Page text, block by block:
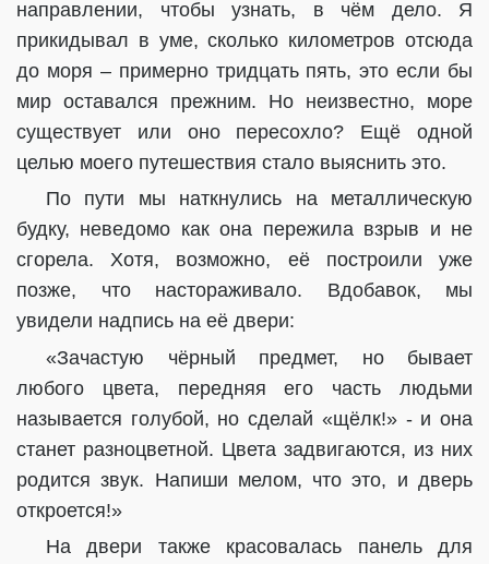
направлении, чтобы узнать, в чём дело. Я
прикидывал в уме, сколько километров отсюда
до моря – примерно тридцать пять, это если бы
мир оставался прежним. Но неизвестно, море
существует или оно пересохло? Ещё одной
целью моего путешествия стало выяснить это.
По пути мы наткнулись на металлическую
будку, неведомо как она пережила взрыв и не
сгорела. Хотя, возможно, её построили уже
позже, что настораживало. Вдобавок, мы
увидели надпись на её двери:
«Зачастую чёрный предмет, но бывает
любого цвета, передняя его часть людьми
называется голубой, но сделай «щёлк!» - и она
станет разноцветной. Цвета задвигаются, из них
родится звук. Напиши мелом, что это, и дверь
откроется!»
На двери также красовалась панель для